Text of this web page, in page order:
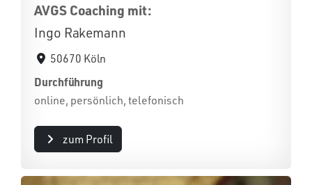
AVGS Coaching mit:
Ingo Rakemann
50670 Köln
Durchführung
online, persönlich, telefonisch
zum Profil